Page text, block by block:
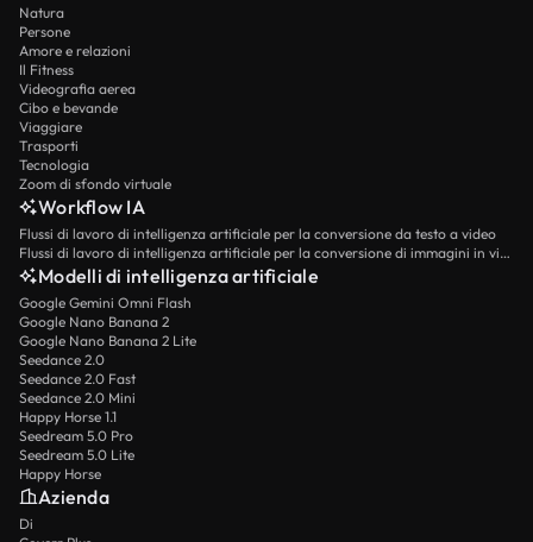
Natura
Persone
Amore e relazioni
Il Fitness
Videografia aerea
Cibo e bevande
Viaggiare
Trasporti
Tecnologia
Zoom di sfondo virtuale
Workflow IA
Flussi di lavoro di intelligenza artificiale per la conversione da testo a video
Flussi di lavoro di intelligenza artificiale per la conversione di immagini in video
Modelli di intelligenza artificiale
Google Gemini Omni Flash
Google Nano Banana 2
Google Nano Banana 2 Lite
Seedance 2.0
Seedance 2.0 Fast
Seedance 2.0 Mini
Happy Horse 1.1
Seedream 5.0 Pro
Seedream 5.0 Lite
Happy Horse
Azienda
Di